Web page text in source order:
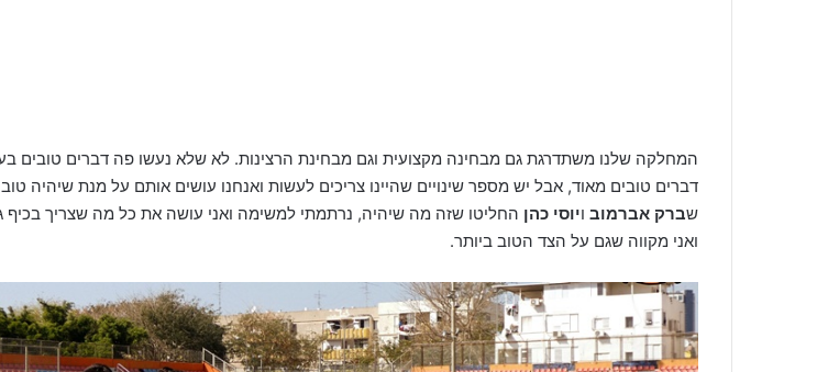
המחלקה שלנו משתדרגת גם מבחינה מקצועית וגם מבחינת הרצינות. לא שלא נעשו פה דברים טובים
דברים טובים מאוד, אבל יש מספר שינויים שהיינו צריכים לעשות ואנחנו עושים אותם על מנת שיהיה
שברק אברמוב ויוסי כהן החליטו שזה מה שיהיה, נרתמתי למשימה ואני עושה את כל מה שצריך בכיף
ואני מקווה שגם על הצד הטוב ביותר.